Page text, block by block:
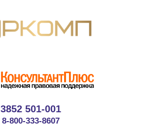
3852 501-001
8-800-333-8607